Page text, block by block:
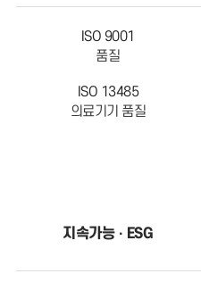
ISO 9001
품질
ISO 13485
의료기기 품질
지속가능 · ESG